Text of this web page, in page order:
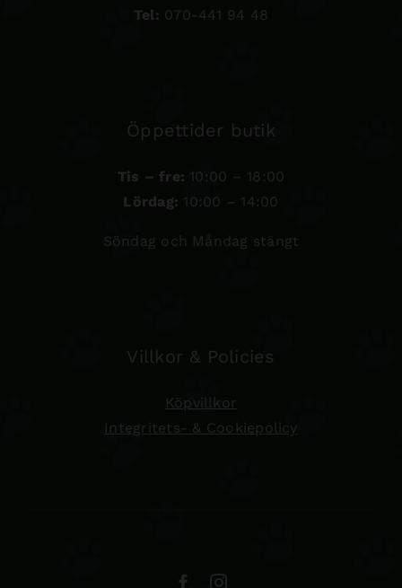
Tel: 070-441 94 48
Öppettider butik
Tis – fre: 10:00 – 18:00
Lördag: 10:00 – 14:00
Söndag och Måndag stängt
Villkor & Policies
Köpvillkor
Integritets- & Cookiepolicy